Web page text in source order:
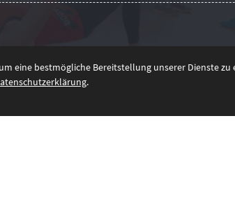
eine bestmögliche Bereitstellung unserer Dienste
.